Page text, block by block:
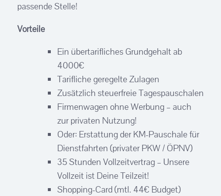
passende Stelle!
Vorteile
Ein übertarifliches Grundgehalt ab
4000€
Tarifliche geregelte Zulagen
Zusätzlich steuerfreie Tagespauschalen
Firmenwagen ohne Werbung – auch
zur privaten Nutzung!
Oder: Erstattung der KM-Pauschale für
Dienstfahrten (privater PKW / ÖPNV)
35 Stunden Vollzeitvertrag – Unsere
Vollzeit ist Deine Teilzeit!
Shopping-Card (mtl. 44€ Budget)